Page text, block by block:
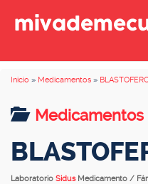
Inicio » Medicamentos »
Medicamentos
Laboratorio Sidus Medicamento /